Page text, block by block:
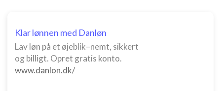
Klar lønnen med Danløn
Lav løn på et øjeblik–nemt, sikkert
og billigt. Opret gratis konto.
www.danlon.dk/
Forstå målgrupper gennem statistikker eller
kombinationer af oplysninger fra forskellige
kilder